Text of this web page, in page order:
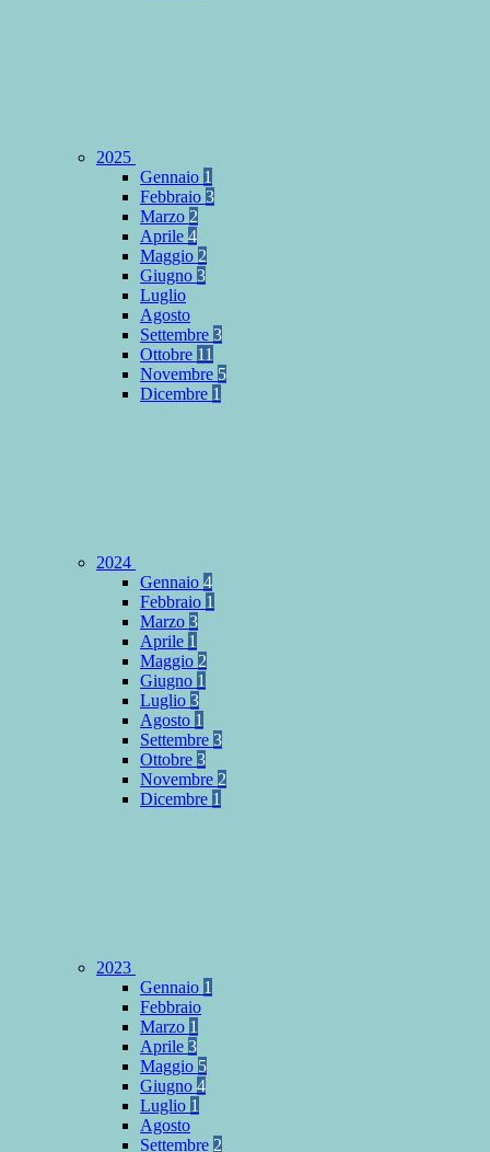
2025
Gennaio 1
Febbraio 3
Marzo 2
Aprile 4
Maggio 2
Giugno 3
Luglio
Agosto
Settembre 3
Ottobre 11
Novembre 5
Dicembre 1
2024
Gennaio 4
Febbraio 1
Marzo 3
Aprile 1
Maggio 2
Giugno 1
Luglio 3
Agosto 1
Settembre 3
Ottobre 3
Novembre 2
Dicembre 1
2023
Gennaio 1
Febbraio
Marzo 1
Aprile 3
Maggio 5
Giugno 4
Luglio 1
Agosto
Settembre 2